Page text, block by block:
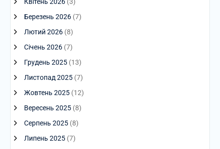
Березень 2026(7)
Лютий 2026(8)
Січень 2026(7)
Грудень 2025(13)
Листопад 2025(7)
Жовтень 2025(12)
Вересень 2025(8)
Серпень 2025(8)
Липень 2025(7)